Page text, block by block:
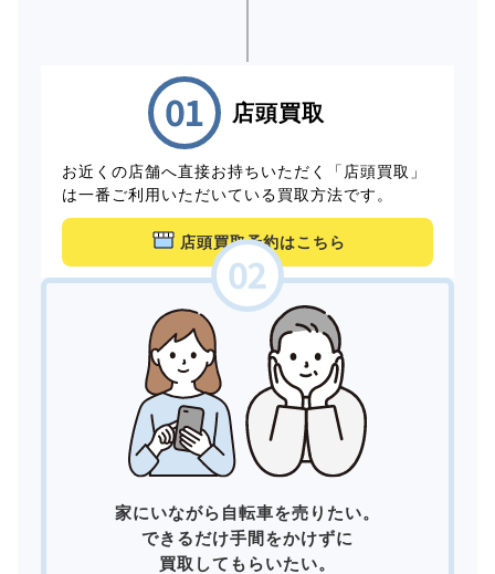
店頭買取
お近くの店舗へ直接お持ちいただく「店頭買取」
は一番ご利用いただいている買取方法です。
店頭買取予約はこちら
家にいながら自転車を売りたい。
できるだけ手間をかけずに
買取してもらいたい。